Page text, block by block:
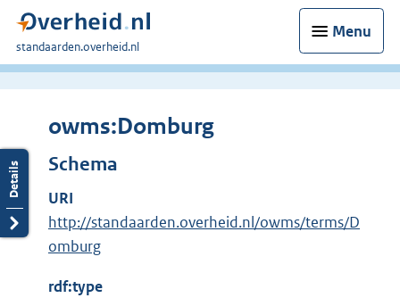
Menu
U
bent
standaarden.overheid.nl
owms:Domburg
Schema
URI
http://standaarden.overheid.nl/owms/terms/D
omburg
rdf:type